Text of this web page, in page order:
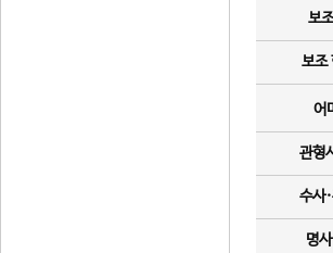
보
보조
어
관형
수사
명